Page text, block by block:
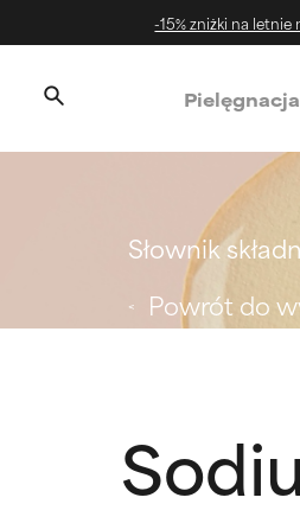
-15% zniżki na letnie
Słownik
Powrót do